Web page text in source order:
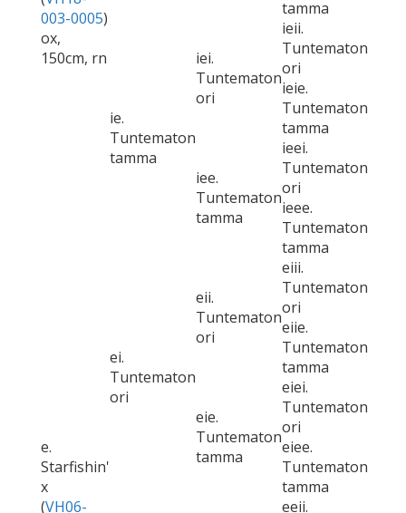
003-0005)
ox,
150cm, rn
tamma
ie.
Tuntematon
tamma
iei.
Tuntematon
ori
ieii.
Tuntematon
ori
ieie.
Tuntematon
tamma
iee.
Tuntematon
tamma
ieei.
Tuntematon
ori
ieee.
Tuntematon
tamma
e.
Starfishin'
x
(VH06-
ei.
Tuntematon
ori
eii.
Tuntematon
ori
eiii.
Tuntematon
ori
eiie.
Tuntematon
tamma
eie.
Tuntematon
tamma
eiei.
Tuntematon
ori
eiee.
Tuntematon
tamma
eeii.